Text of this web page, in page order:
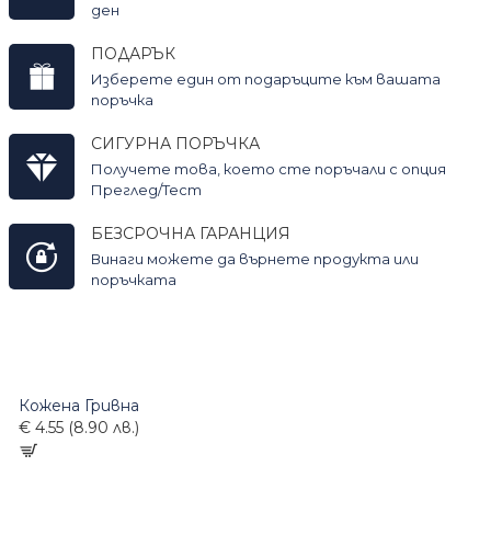
ден
ПОДАРЪК
Изберете един от подаръците към вашата
поръчка
СИГУРНА ПОРЪЧКА
Получете това, което сте поръчали с опция
Преглед/Тест
БЕЗСРОЧНА ГАРАНЦИЯ
Винаги можете да върнете продукта или
поръчката
Кожена Гривна
€ 4.55 (8.90 лв.)